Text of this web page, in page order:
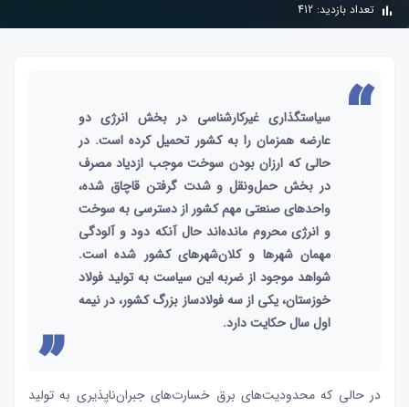
تعداد بازدید: 412
سیاستگذاری غیرکارشناسی در بخش انرژی دو
عارضه همزمان را به کشور تحمیل کرده است. در
حالی که ارزان بودن سوخت موجب ازدیاد مصرف
در بخش حمل‌ونقل و شدت گرفتن قاچاق شده،
واحدهای صنعتی مهم کشور از دسترسی به سوخت
و انرژی محروم مانده‌‌‌اند حال آنکه دود و آلودگی
مهمان شهرها و کلان‌‌‌شهرهای کشور شده است.
شواهد موجود از ضربه این سیاست به تولید فولاد
خوزستان، یکی از سه فولادساز بزرگ کشور، در نیمه
اول سال حکایت دارد.
در حالی که محدودیت‌های برق خسارت‌‌‌های جبران‌‌‌ناپذیری به تولید